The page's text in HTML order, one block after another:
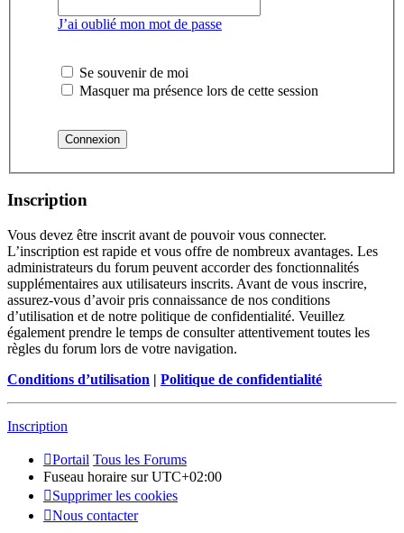
J’ai oublié mon mot de passe
Se souvenir de moi
Masquer ma présence lors de cette session
Inscription
Vous devez être inscrit avant de pouvoir vous connecter.
L’inscription est rapide et vous offre de nombreux avantages. Les
administrateurs du forum peuvent accorder des fonctionnalités
supplémentaires aux utilisateurs inscrits. Avant de vous inscrire,
assurez-vous d’avoir pris connaissance de nos conditions
d’utilisation et de notre politique de confidentialité. Veuillez
également prendre le temps de consulter attentivement toutes les
règles du forum lors de votre navigation.
Conditions d’utilisation | Politique de confidentialité
Inscription
Portail Tous les Forums
Fuseau horaire surUTC+02:00
Supprimer les cookies
Nous contacter